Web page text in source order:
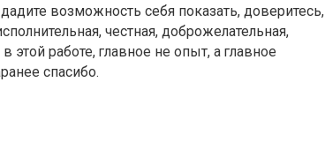
возможность себя показать, доверитесь,
честная, доброжелательная,
этой работе, главное не опыт, а главное
спасибо.